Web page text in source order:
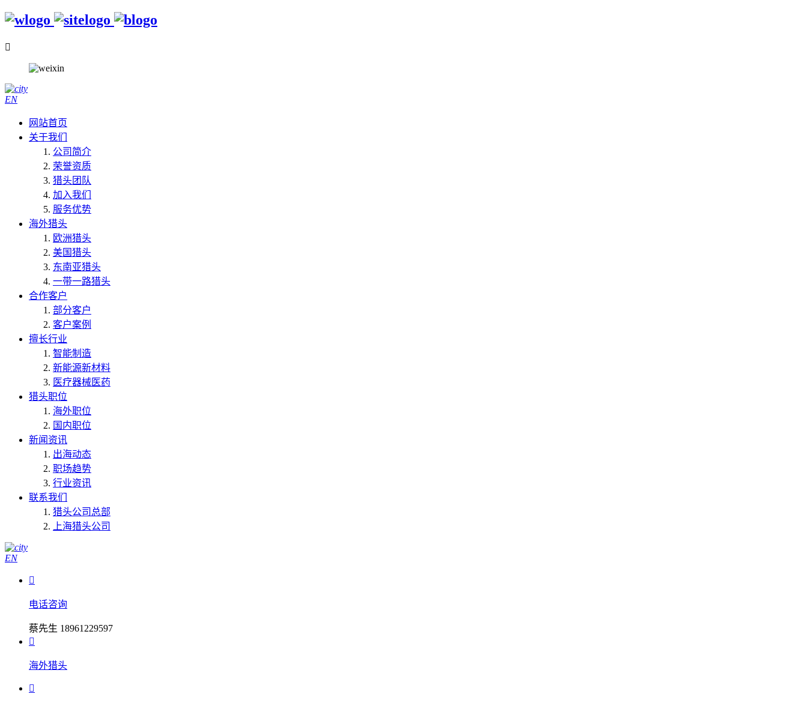

EN
网站首页
关于我们
公司简介
荣誉资质
猎头团队
加入我们
服务优势
海外猎头
欧洲猎头
美国猎头
东南亚猎头
一带一路猎头
合作客户
部分客户
客户案例
擅长行业
智能制造
新能源新材料
医疗器械医药
猎头职位
海外职位
国内职位
新闻资讯
出海动态
职场趋势
行业资讯
联系我们
猎头公司总部
上海猎头公司
EN

电话咨询
蔡先生 18961229597

海外猎头
